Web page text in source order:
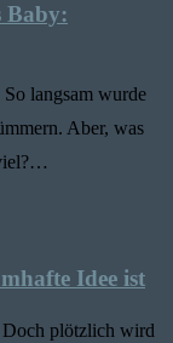
Baby:
langsam wurde
Aber, was
Idee ist
Doch plötzlich wird